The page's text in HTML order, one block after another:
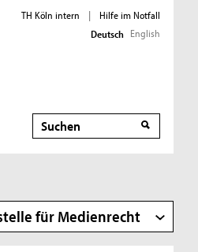
TH Köln intern |
Hilfe im Notfall
Deutsch English
Suche
Suche
für Medienrecht